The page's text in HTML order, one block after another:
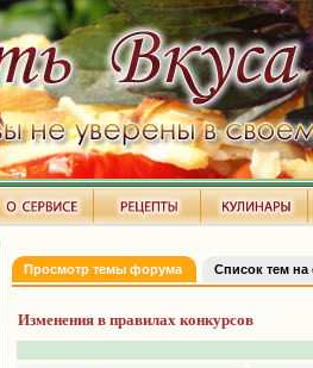
Просмотр темы форума Список тем
Изменения в правилах конкурсов